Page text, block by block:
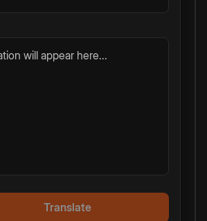
will appear here...
Translate